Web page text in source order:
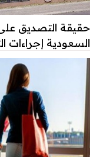
حقيقة التصديق
السعودية إجراءات